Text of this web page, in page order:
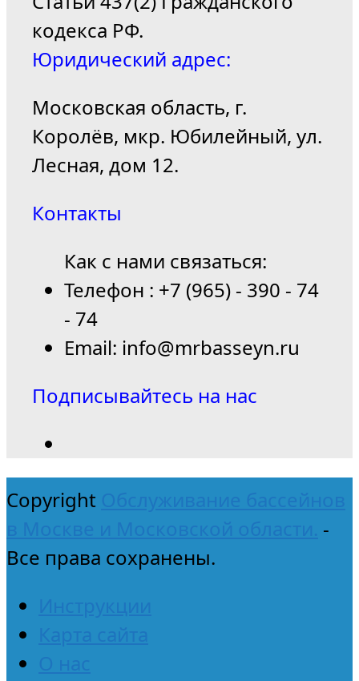
кодекса РФ.
Юридический адрес:
Московская область, г.
Королёв, мкр. Юбилейный, ул.
Лесная, дом 12.
Контакты
Как с нами связаться:
Телефон : +7 (965) - 390 - 74
- 74
Email: info@mrbasseyn.ru
Подписывайтесь на нас
Copyright Обслуживание бассейнов
в Москве и Московской области. -
Все права сохранены.
Инструкции
Карта сайта
О нас